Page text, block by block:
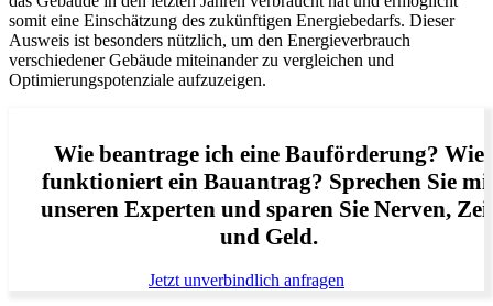
somit eine Einschätzung des zukünftigen Energiebedarfs. Dieser
Ausweis ist besonders nützlich, um den Energieverbrauch
verschiedener Gebäude miteinander zu vergleichen und
Optimierungspotenziale aufzuzeigen.
Wie beantrage ich eine Bauförderung? Wie
funktioniert ein Bauantrag? Sprechen Sie
unseren Experten und sparen Sie Nerven,
und Geld.
Jetzt unverbindlich anfragen